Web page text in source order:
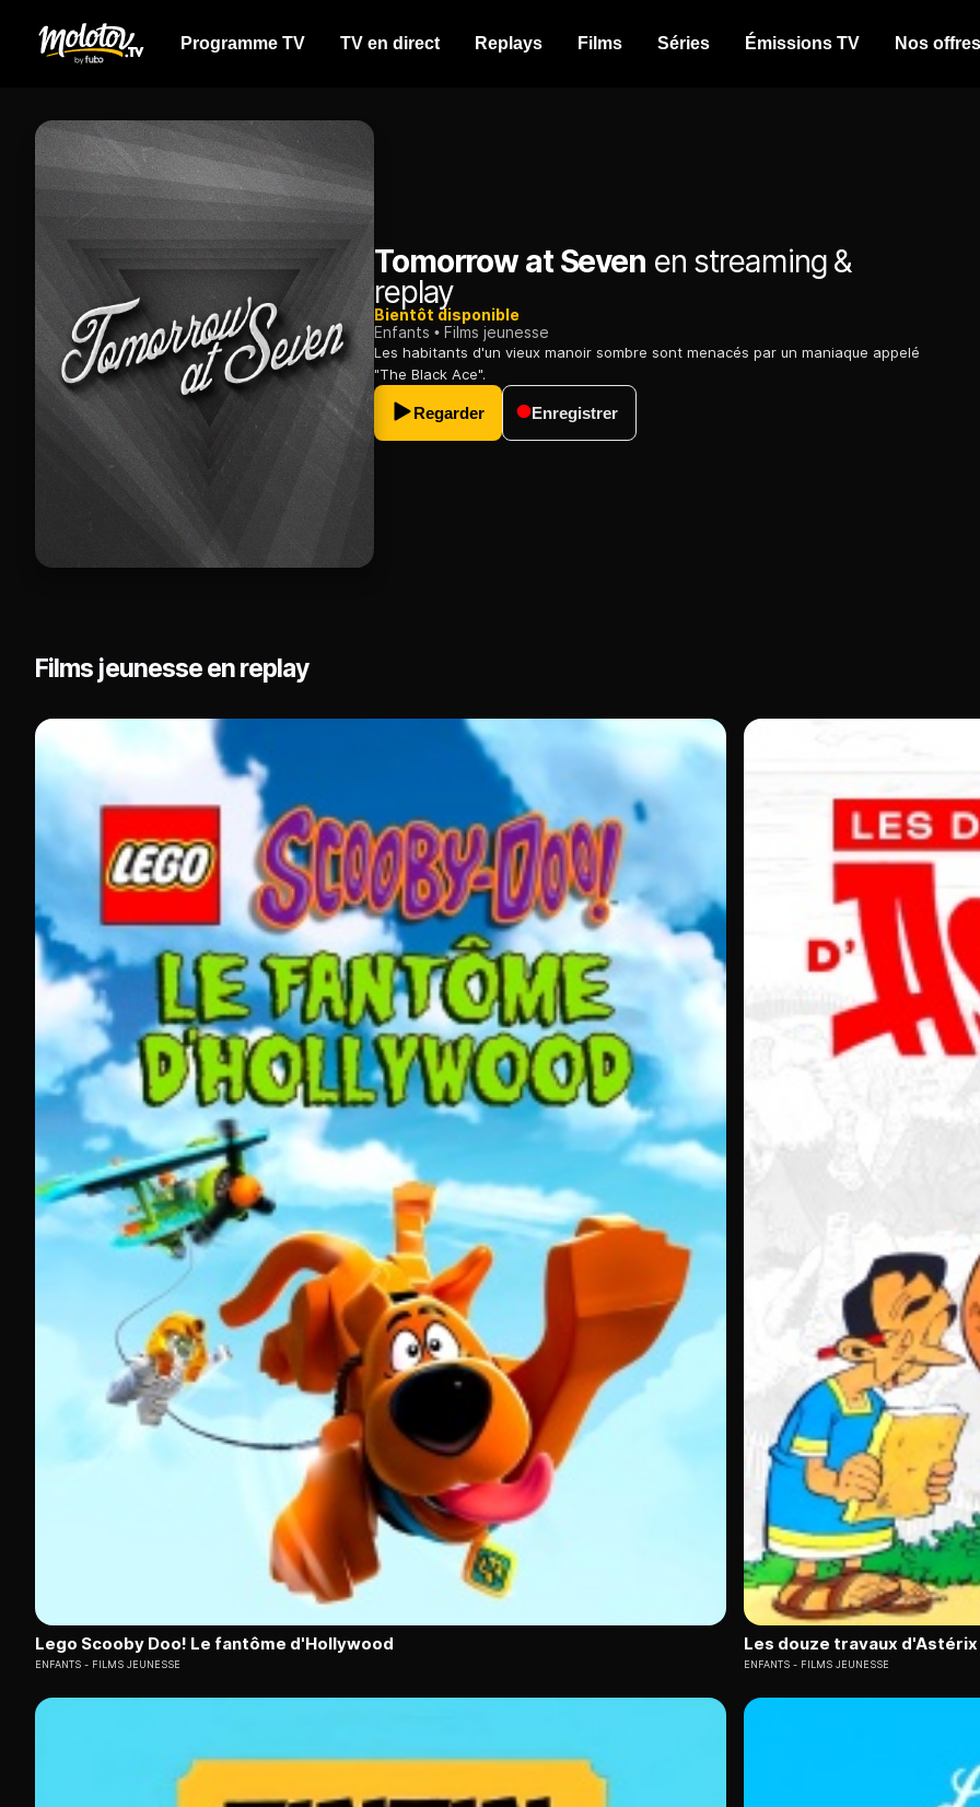
Programme TV TV en direct Replays Films Séries Émissions TV Nos offres
Tomorrow at Seven en streaming &
replay
Bientôt disponible
Enfants
Films jeunesse
Les habitants d'un vieux manoir sombre sont menacés par un maniaque appelé
"The Black Ace".
Regarder Enregistrer
Films jeunesse en replay
Lego Scooby Doo! Le fantôme d'Hollywood
ENFANTS FILMS JEUNESSE
Les douze travaux d'Astérix
ENFANTS FILMS JEUNESSE